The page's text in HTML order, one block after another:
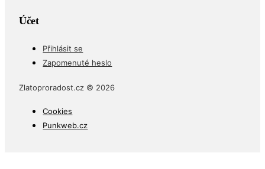
Účet
Přihlásit se
Zapomenuté heslo
Zlatoproradost.cz © 2026
Cookies
Punkweb.cz